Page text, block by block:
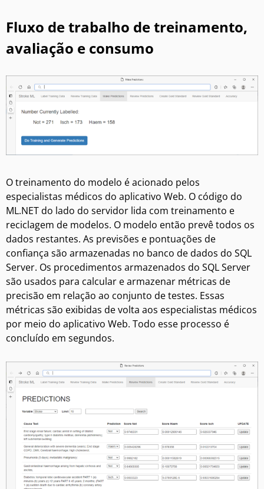
Fluxo de trabalho de treinamento,
avaliação e consumo
O treinamento do modelo é acionado pelos
especialistas médicos do aplicativo Web. O código do
ML.NET do lado do servidor lida com treinamento e
reciclagem de modelos. O modelo então prevê todos os
dados restantes. As previsões e pontuações de
confiança são armazenadas no banco de dados do SQL
Server. Os procedimentos armazenados do SQL Server
são usados para calcular e armazenar métricas de
precisão em relação ao conjunto de testes. Essas
métricas são exibidas de volta aos especialistas médicos
por meio do aplicativo Web. Todo esse processo é
concluído em segundos.